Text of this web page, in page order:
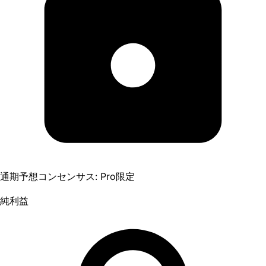
通期予想コンセンサス: Pro限定
純利益